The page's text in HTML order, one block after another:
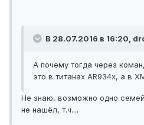
В 28.07.2016 в 16:20,
А почему тогда через
это в титанах AR934x, а в
Не знаю, возможно одно
не нашёл, т.ч....